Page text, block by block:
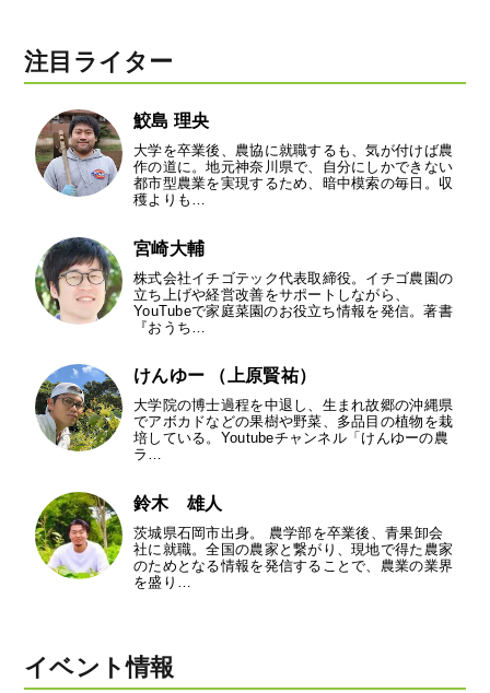
注目ライター
鮫島 理央
大学を卒業後、農協に就職するも、気が付けば農
作の道に。地元神奈川県で、自分にしかできない
都市型農業を実現するため、暗中模索の毎日。収
穫よりも…
宮崎大輔
株式会社イチゴテック代表取締役。イチゴ農園の
立ち上げや経営改善をサポートしながら、
YouTubeで家庭菜園のお役立ち情報を発信。著書
『おうち…
けんゆー （上原賢祐）
大学院の博士過程を中退し、生まれ故郷の沖縄県
でアボカドなどの果樹や野菜、多品目の植物を栽
培している。Youtubeチャンネル「けんゆーの農
ラ…
鈴木 雄人
茨城県石岡市出身。 農学部を卒業後、青果卸会
社に就職。全国の農家と繋がり、現地で得た農家
のためとなる情報を発信することで、農業の業界
を盛り…
イベント情報